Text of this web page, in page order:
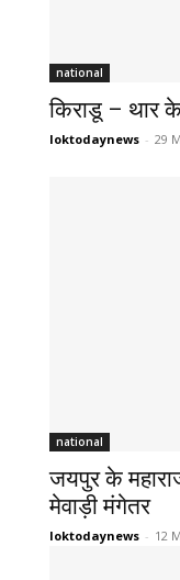
national
किराडू – थार
loktodaynews - 29
national
जयपुर के
मेवाड़ी मंगेतर
loktodaynews - 12